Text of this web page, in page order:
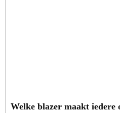
Welke blazer maakt